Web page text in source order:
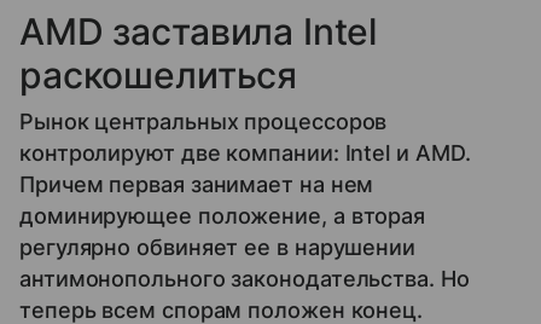
AMD заставила Intel
раскошелиться
Рынок центральных процессоров
контролируют две компании: Intel и AMD.
Причем первая занимает на нем
доминирующее положение, а вторая
регулярно обвиняет ее в нарушении
антимонопольного законодательства. Но
теперь всем спорам положен конец.